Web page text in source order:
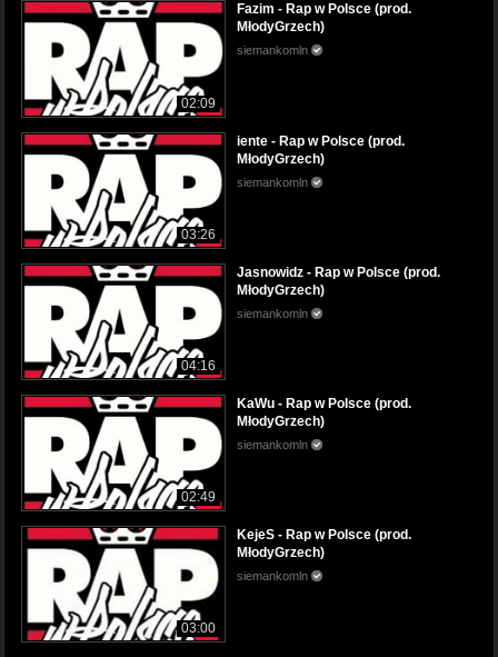
02:09
Fazim - Rap w Polsce (prod.
MłodyGrzech)
siemankomln
03:26
iente - Rap w Polsce (prod.
MłodyGrzech)
siemankomln
04:16
Jasnowidz - Rap w Polsce (prod.
MłodyGrzech)
siemankomln
02:49
KaWu - Rap w Polsce (prod.
MłodyGrzech)
siemankomln
03:00
KejeS - Rap w Polsce (prod.
MłodyGrzech)
siemankomln